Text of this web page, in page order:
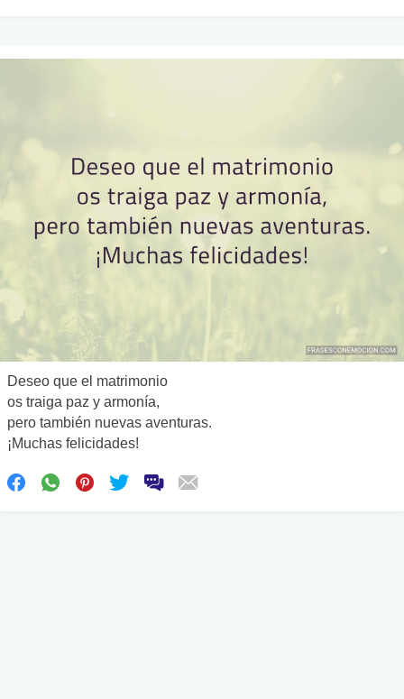
Deseo que el matrimonio
os traiga paz y armonía,
pero también nuevas aventuras.
¡Muchas felicidades!